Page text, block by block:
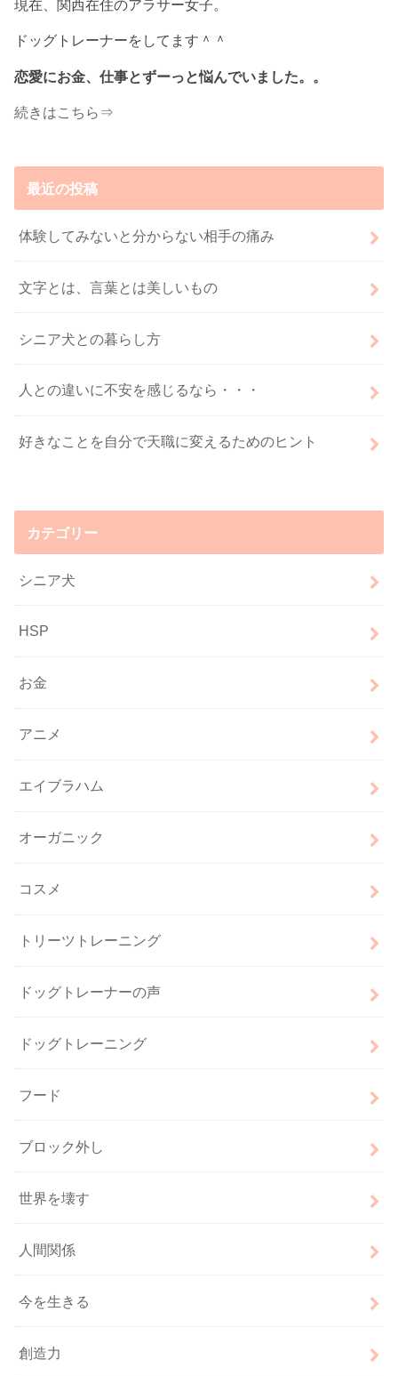
現在、関西在住のアラサー女子。
ドッグトレーナーをしてます＾＾
恋愛にお金、仕事とずーっと悩んでいました。。
続きはこちら⇒
最近の投稿
体験してみないと分からない相手の痛み
文字とは、言葉とは美しいもの
シニア犬との暮らし方
人との違いに不安を感じるなら・・・
好きなことを自分で天職に変えるためのヒント
カテゴリー
シニア犬
HSP
お金
アニメ
エイブラハム
オーガニック
コスメ
トリーツトレーニング
ドッグトレーナーの声
ドッグトレーニング
フード
ブロック外し
世界を壊す
人間関係
今を生きる
創造力